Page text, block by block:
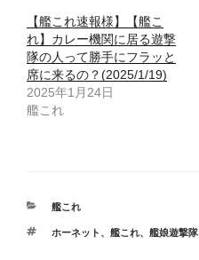
【艦これ速報様】【艦こ
れ】カレー機関に居る遊撃
隊の人って勝手にフラッと
席に来るの？(2025/1/19)
2025年1月24日
艦これ
カ
ゴ
艦これ
タ
ホーネット 、 艦これ、 艦娘遊撃隊